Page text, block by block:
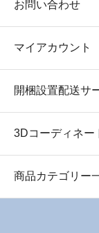
お問い合わせ
マイアカウント
開梱設置配送サ
3Dコーディネー
商品カテゴリー